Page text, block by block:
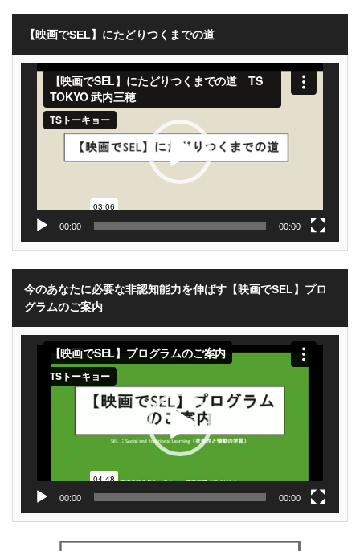
【映画でSEL】にたどりつくまでの道
動
00:00 00:00
今のあなたに必要な非認知能力を伸ばす【映画でSEL】プロ
グラムのご案内
動
00:00 00:00